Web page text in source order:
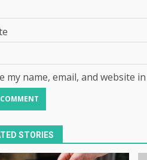
my name, email, and website
STORIES